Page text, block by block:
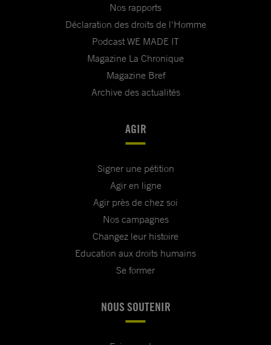
Nos rapports
Déclaration des droits de l'Homme
Podcast WE MADE IT
Magazine La Chronique
Magazine Bref
Archive des actualités
AGIR
Signer une pétition
Agir en ligne
Agir près de chez soi
Nos campagnes
Changez leur histoire
Education aux droits humains
Se former
NOUS SOUTENIR